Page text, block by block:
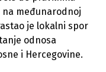
međunarodnoj
je lokalni spor
odnosa
i Hercegovine.